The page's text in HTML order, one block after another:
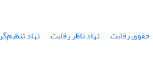
حقوق رقابت نهاد ناظر رقابت نهاد